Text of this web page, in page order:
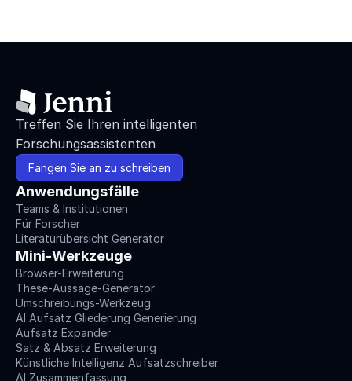
Treffen Sie Ihren intelligenten
Forschungsassistenten
Fangen Sie an zu schreiben
Anwendungsfälle
Teams & Institutionen
Für Forscher
Literaturübersicht Generator
Mini-Werkzeuge
Browser-Erweiterung
These-Aussage-Generator
Umschreibungs-Werkzeug
AI Aufsatz Gliederung Generierung
Aufsatz Expander
Satz & Absatz Erweiterung
Künstliche Intelligenz Aufsatzschreiber
AI Zusammenfassung